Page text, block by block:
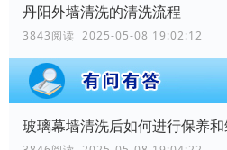
丹阳外墙清洗的清洗流程
3843阅读 2025-05-08 19:02:12
玻璃幕墙清洗后如何进行保养和